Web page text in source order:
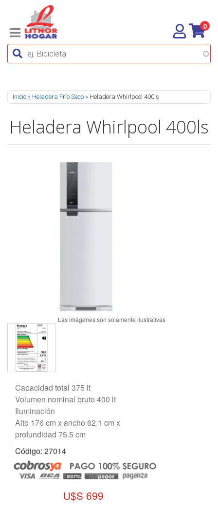
0
Se encuentra usted aquí
Inicio » Heladera Frío Seco » Heladera Whirlpool 400ls
Heladera Whirlpool 400ls
Capacidad total 375 lt
Volumen nominal bruto 400 lt
Iluminación
Alto 176 cm x ancho 62.1 cm x
profundidad 75.5 cm
Código: 27014
U$S 699